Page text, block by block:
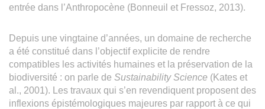
entrée dans l’Anthropocène (Bonneuil et Fressoz, 2013).
Depuis une vingtaine d’années, un domaine de recherche
a été constitué dans l’objectif explicite de rendre
compatibles les activités humaines et la préservation de la
biodiversité : on parle de Sustainability Science (Kates et
al., 2001). Les travaux qui s’en revendiquent proposent des
inflexions épistémologiques majeures par rapport à ce qui